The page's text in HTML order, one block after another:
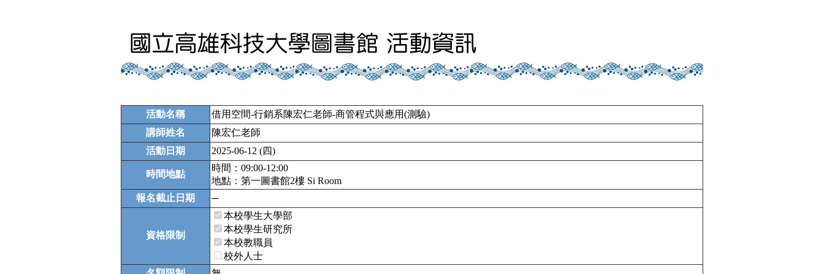
活動名稱
借用空間-行銷系陳宏仁老師-商管程式與應用(測驗)
講師姓名
陳宏仁老師
活動日期
2025-06-12 (四)
時間地點
時間：09:00-12:00
地點：第一圖書館2樓 Si Room
報名截止日期
─
資格限制
本校學生大學部
本校學生研究所
本校教職員
校外人士